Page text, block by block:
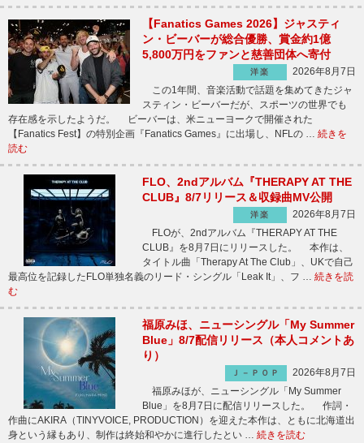
【Fanatics Games 2026】ジャスティ
ン・ビーバーが総合優勝、賞金約1億
5,800万円をファンと慈善団体へ寄付
洋楽
2026年8月7日
この1年間、音楽活動で話題を集めてきたジャ
スティン・ビーバーだが、スポーツの世界でも
存在感を示したようだ。 ビーバーは、米ニューヨークで開催された
【Fanatics Fest】の特別企画『Fanatics Games』に出場し、NFLの … 続きを
読む
FLO、2ndアルバム『THERAPY AT THE
CLUB』8/7リリース＆収録曲MV公開
洋楽
2026年8月7日
FLOが、2ndアルバム『THERAPY AT THE
CLUB』を8月7日にリリースした。 本作は、
タイトル曲「Therapy At The Club」、UKで自己
最高位を記録したFLO単独名義のリード・シングル「Leak It」、フ … 続きを読
む
福原みほ、ニューシングル「My Summer
Blue」8/7配信リリース（本人コメントあ
り）
Ｊ－ＰＯＰ
2026年8月7日
福原みほが、ニューシングル「My Summer
Blue」を8月7日に配信リリースした。 作詞・
作曲にAKIRA（TINYVOICE, PRODUCTION）を迎えた本作は、ともに北海道出
身という縁もあり、制作は終始和やかに進行したとい … 続きを読む